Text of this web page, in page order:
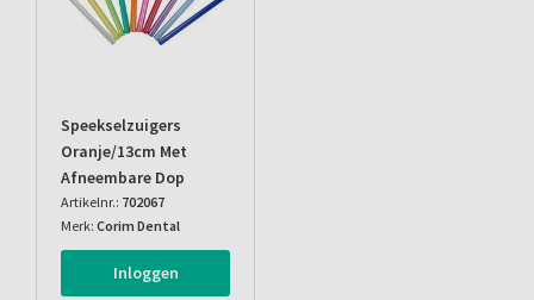
Speekselzuigers
Oranje/13cm Met
Afneembare Dop
Artikelnr.: 702067
Merk: Corim Dental
Inloggen